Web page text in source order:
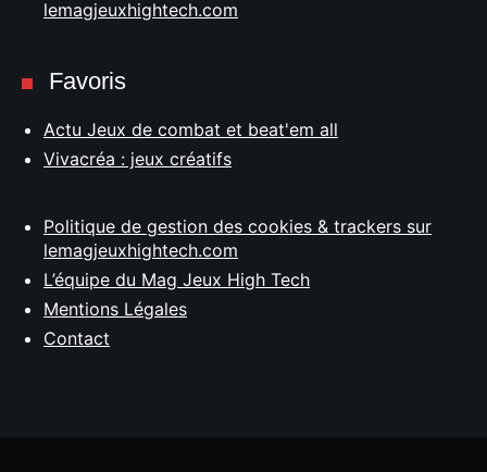
lemagjeuxhightech.com
Favoris
Actu Jeux de combat et beat'em all
Vivacréa : jeux créatifs
Politique de gestion des cookies & trackers sur
lemagjeuxhightech.com
L’équipe du Mag Jeux High Tech
Mentions Légales
Contact